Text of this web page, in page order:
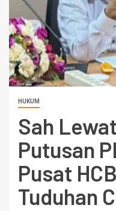
HUKUM
Sah
Putusan
Pusat
Tuduhan